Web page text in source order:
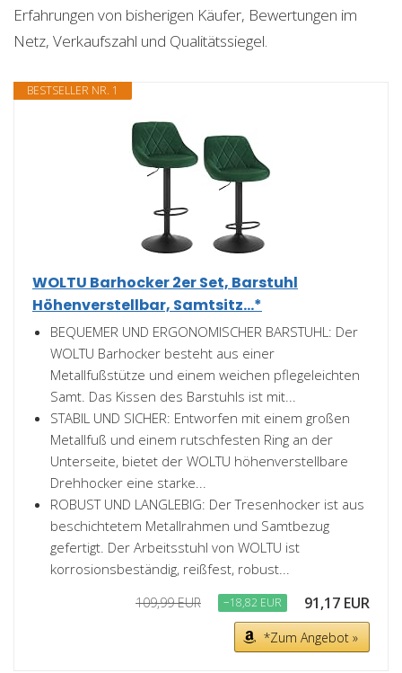
Erfahrungen von bisherigen Käufer, Bewertungen im
Netz, Verkaufszahl und Qualitätssiegel.
BESTSELLER NR. 1
WOLTU Barhocker 2er Set, Barstuhl
Höhenverstellbar, Samtsitz...*
BEQUEMER UND ERGONOMISCHER BARSTUHL: Der
WOLTU Barhocker besteht aus einer
Metallfußstütze und einem weichen pflegeleichten
Samt. Das Kissen des Barstuhls ist mit...
STABIL UND SICHER: Entworfen mit einem großen
Metallfuß und einem rutschfesten Ring an der
Unterseite, bietet der WOLTU höhenverstellbare
Drehhocker eine starke...
ROBUST UND LANGLEBIG: Der Tresenhocker ist aus
beschichtetem Metallrahmen und Samtbezug
gefertigt. Der Arbeitsstuhl von WOLTU ist
korrosionsbeständig, reißfest, robust...
109,99 EUR −18,82 EUR 91,17 EUR
*Zum Angebot »